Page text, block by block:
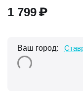
1 799₽
Ваш город: